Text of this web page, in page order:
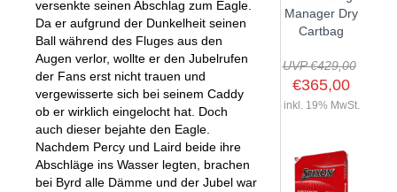
SHAFTS
DEMOSCHLÄGER
ACCESSOIRES
TRAININGSHILFEN
MONTAGE
GOLFSCHLÄGER
BAGS
TROLLIES
BÄLLE
SCHUHE
BEKLEIDUNG
HANDSCHUHE
EVENTS
GOLFKURSE
EVENTS
ANFRAGE
GUTSCHEINE
versenkte seinen Abschlag zum Eagle.
Da er aufgrund der Dunkelheit seinen
Ball während des Fluges aus den
Augen verlor, wollte er den Jubelrufen
der Fans erst nicht trauen und
vergewisserte sich bei seinem Caddy
ob er wirklich eingelocht hat. Doch
auch dieser bejahte den Eagle.
Nachdem Percy und Laird beide ihre
Abschläge ins Wasser legten, brachen
bei Byrd alle Dämme und der Jubel war
Manager Dry
Cartbag
UVP €429,00
€365,00
inkl. 19% MwSt.